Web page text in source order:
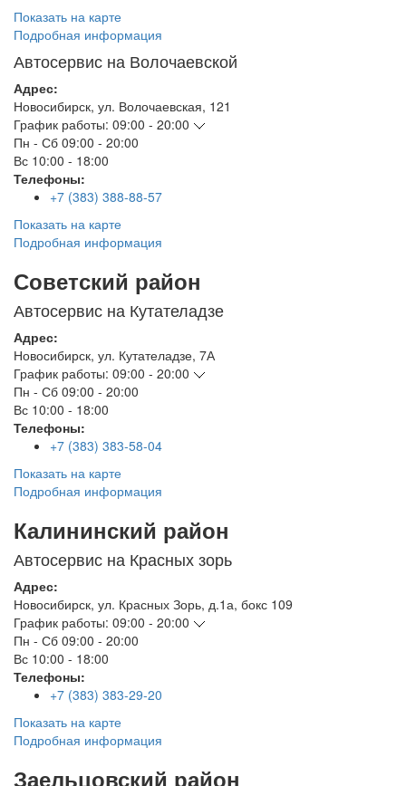
Показать на карте
Подробная информация
Автосервис на Волочаевской
Адрес:
Новосибирск, ул. Волочаевская, 121
График работы: 09:00 - 20:00
Пн - Сб 09:00 - 20:00
Вс 10:00 - 18:00
Телефоны:
+7 (383) 388-88-57
Показать на карте
Подробная информация
Советский район
Автосервис на Кутателадзе
Адрес:
Новосибирск, ул. Кутателадзе, 7А
График работы: 09:00 - 20:00
Пн - Сб 09:00 - 20:00
Вс 10:00 - 18:00
Телефоны:
+7 (383) 383-58-04
Показать на карте
Подробная информация
Калининский район
Автосервис на Красных зорь
Адрес:
Новосибирск, ул. Красных Зорь, д.1а, бокс 109
График работы: 09:00 - 20:00
Пн - Сб 09:00 - 20:00
Вс 10:00 - 18:00
Телефоны:
+7 (383) 383-29-20
Показать на карте
Подробная информация
Заельцовский район